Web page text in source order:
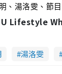
、湯洛雯、節目
U Lifestyle
湯洛雯